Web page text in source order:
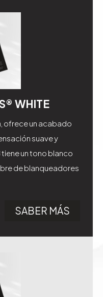
WHITE
ofrece un acabado
suave y
un tono blanco
de blanqueadores
SABER MÁS